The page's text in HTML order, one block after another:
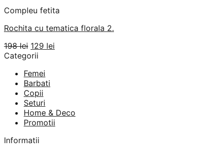
Compleu fetita
Rochita cu tematica florala 2.
198lei Prețul
inițial
fost:
198 lei.
129 lei
Categorii
Femei
Barbati
Copii
Seturi
Home & Deco
Promotii
Informatii